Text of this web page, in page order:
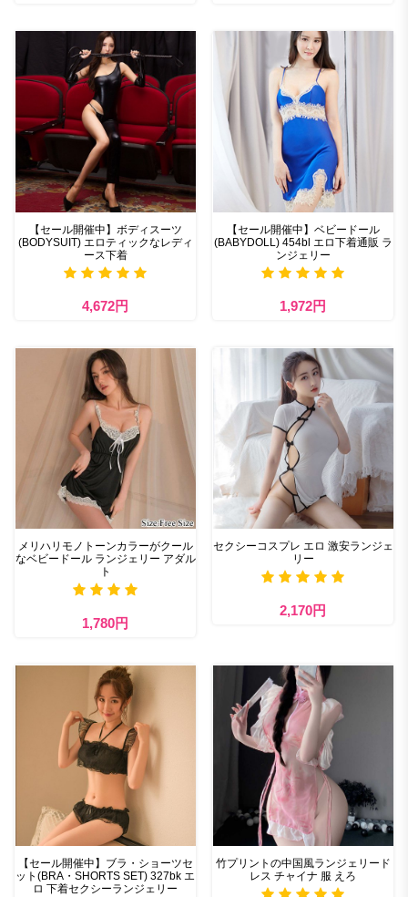
【セール開催中】ボディスーツ
(BODYSUIT) エロティックなレディ
ース下着
4,672円
【セール開催中】ベビードール
(BABYDOLL) 454bl エロ下着通販 ラ
ンジェリー
1,972円
メリハリモノトーンカラーがクール
なベビードール ランジェリー アダル
ト
1,780円
セクシーコスプレ エロ 激安ランジェ
リー
2,170円
【セール開催中】ブラ・ショーツセ
ット(BRA・SHORTS SET) 327bk エ
ロ 下着セクシーランジェリー
竹プリントの中国風ランジェリード
レス チャイナ 服 えろ